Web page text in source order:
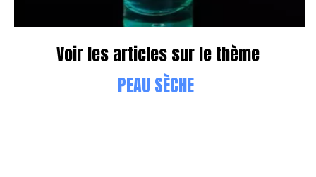
Voir les articles sur le thème
PEAU SÈCHE